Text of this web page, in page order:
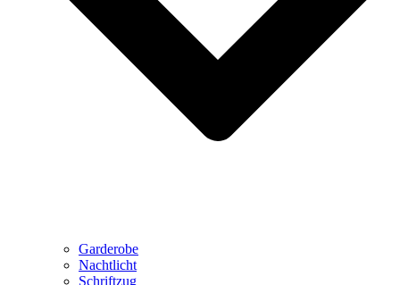
Garderobe
Nachtlicht
Schriftzug